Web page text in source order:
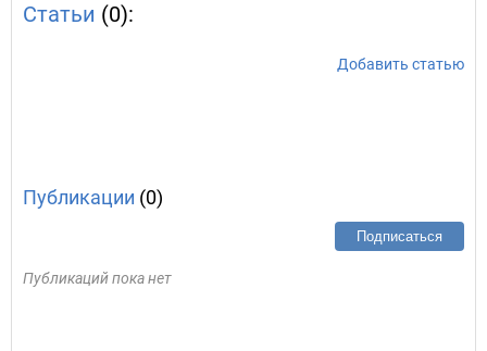
Статьи (0):
Добавить статью
Публикации (0)
Подписаться
Публикаций пока нет